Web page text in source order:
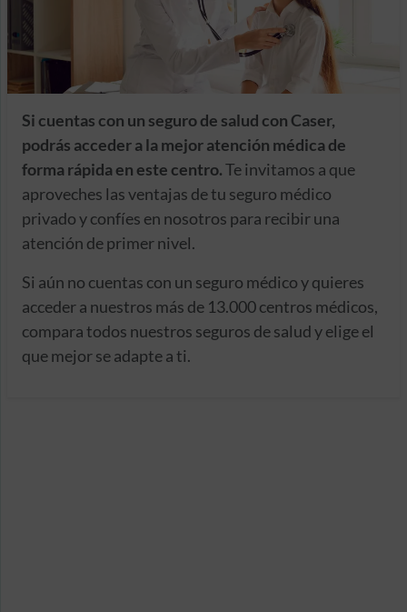
Si cuentas con un seguro de salud con Caser,
podrás acceder a la mejor atención médica de
forma rápida en este centro.Te invitamos a que
aproveches las ventajas de tu seguro médico
privado y confíes en nosotros para recibir una
atención de primer nivel.
Si aún no cuentas con un seguro médico y quieres
acceder a nuestros más de 13.000 centros médicos,
compara todos nuestros seguros de salud y elige el
que mejor se adapte a ti.